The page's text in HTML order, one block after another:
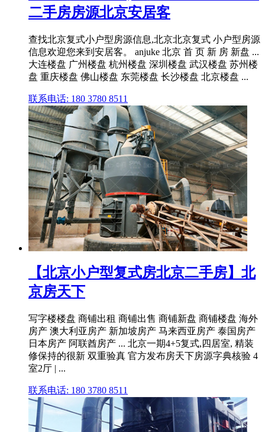
二手房房源北京安居客
查找北京复式小户型房源信息,北京北京复式 小户型房源
信息欢迎您来到安居客。 anjuke 北京 首 页 新 房 新盘 ...
大连楼盘 广州楼盘 杭州楼盘 深圳楼盘 武汉楼盘 苏州楼
盘 重庆楼盘 佛山楼盘 东莞楼盘 长沙楼盘 北京楼盘 ...
联系电话: 180 3780 8511
【北京小户型复式房北京二手房】北
京房天下
写字楼楼盘 商铺出租 商铺出售 商铺新盘 商铺楼盘 海外
房产 澳大利亚房产 新加坡房产 马来西亚房产 泰国房产
日本房产 阿联酋房产 ... 北京一期4+5复式,四居室, 精装
修保持的很新 双重验真 官方发布房天下房源字典核验 4
室2厅 | ...
联系电话: 180 3780 8511